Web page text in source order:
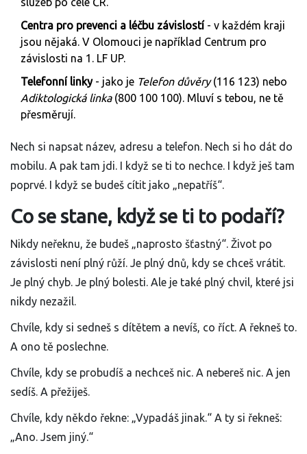
Centra pro prevenci a léčbu závislostí - v každém kraji
jsou nějaká. V Olomouci je například Centrum pro
závislosti na 1. LF UP.
Telefonní linky- jako je Telefon důvěry(116 123) nebo
Adiktologická linka(800 100 100). Mluví s tebou, ne tě
přesměrují.
Nech si napsat název, adresu a telefon. Nech si ho dát do
mobilu. A pak tam jdi. I když se ti to nechce. I když ješ tam
poprvé. I když se budeš cítit jako „nepatříš“.
Co se stane, když se ti to podaří?
Nikdy neřeknu, že budeš „naprosto šťastný“. Život po
závislosti není plný růží. Je plný dnů, kdy se chceš vrátit.
Je plný chyb. Je plný bolesti. Ale je také plný chvil, které jsi
nikdy nezažil.
Chvíle, kdy si sedneš s dítětem a nevíš, co říct. A řekneš to.
A ono tě poslechne.
Chvíle, kdy se probudíš a nechceš nic. A nebereš nic. A jen
sedíš. A přežiješ.
Chvíle, kdy někdo řekne: „Vypadáš jinak.“ A ty si řekneš:
„Ano. Jsem jiný.“